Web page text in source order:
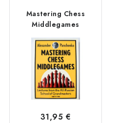
Mastering Chess
Middlegames
31,95 €